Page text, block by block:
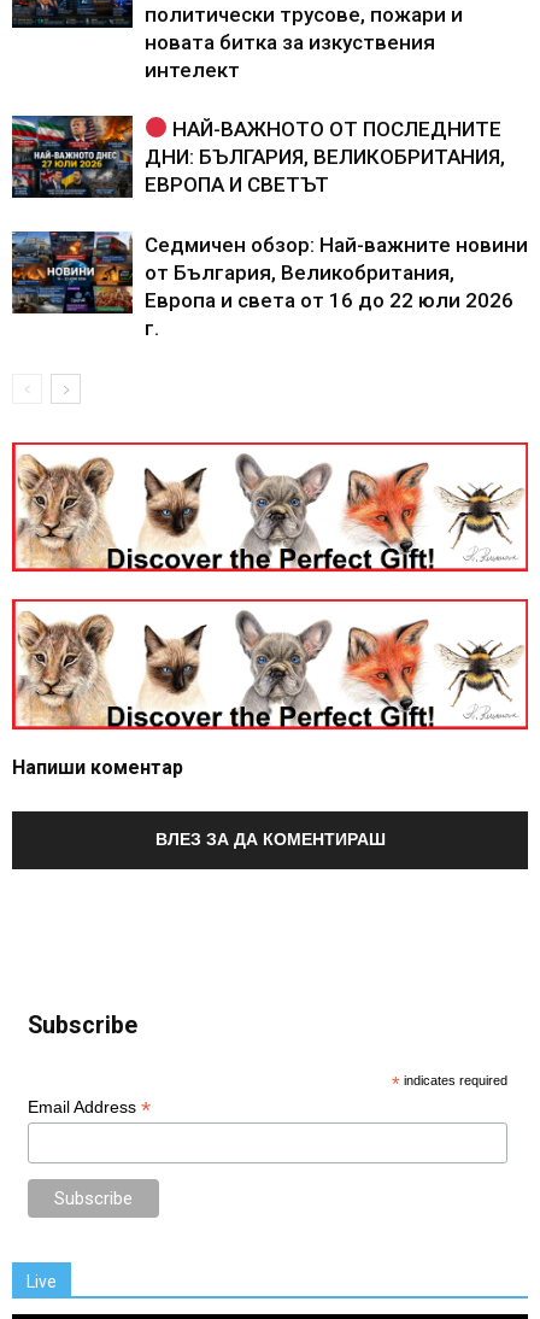
политически трусове, пожари и
новата битка за изкуствения
интелект
НАЙ-ВАЖНОТО ОТ ПОСЛЕДНИТЕ
ДНИ: БЪЛГАРИЯ, ВЕЛИКОБРИТАНИЯ,
ЕВРОПА И СВЕТЪТ
Седмичен обзор: Най-важните новини
от България, Великобритания,
Европа и света от 16 до 22 юли 2026
г.
Напиши коментар
ВЛЕЗ ЗА ДА КОМЕНТИРАШ
Subscribe
* indicates required
Email Address *
Live